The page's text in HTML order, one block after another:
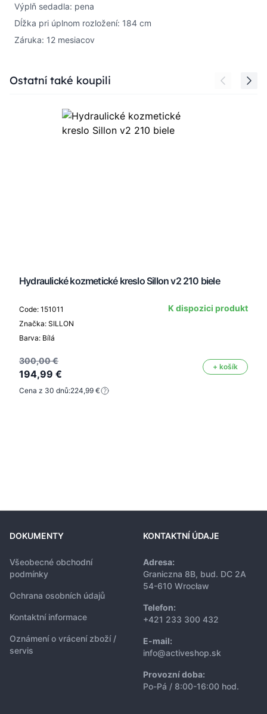
Výplň sedadla: pena
Dĺžka pri úplnom rozložení: 184 cm
Záruka: 12 mesiacov
Press to skip carousel
Ostatní také koupili
Hydraulické kozmetické kreslo Sillon v2 210 biele
Code: 151011
Značka: SILLON
Barva: Bílá
K dispozici produkt
300,00 €
194,99 €
+ košík
Cena z 30 dnů:224,99 €
DOKUMENTY
Všeobecné obchodní
podmínky
Ochrana osobních údajů
Kontaktní informace
Oznámení o vrácení zboží /
servis
KONTAKTNÍ ÚDAJE
Adresa:
Graniczna 8B, bud. DC 2A
54-610 Wrocław
Telefon:
+421 233 300 432
E-mail:
info@activeshop.sk
Provozní doba:
Po-Pá / 8:00-16:00 hod.